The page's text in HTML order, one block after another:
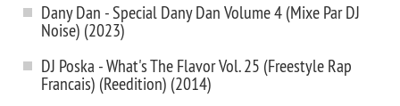
Dany Dan - Special Dany Dan Volume 4 (Mixe Par DJ
Noise) (2023)
DJ Poska - What's The Flavor Vol. 25 (Freestyle Rap
Francais) (Reedition) (2014)